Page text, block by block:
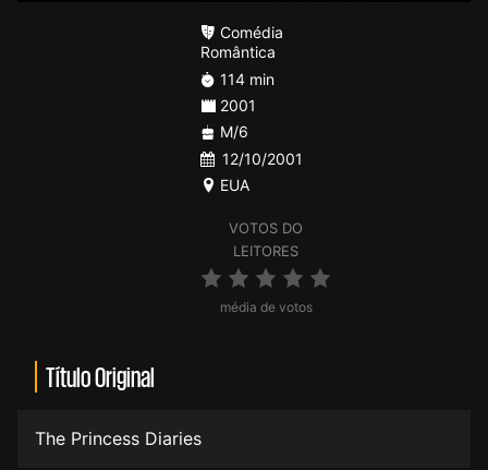
VOTOS DO
LEITORES
média de votos
Comédia
Romântica
114 min
2001
M/6
12/10/2001
EUA
Título Original
The Princess Diaries